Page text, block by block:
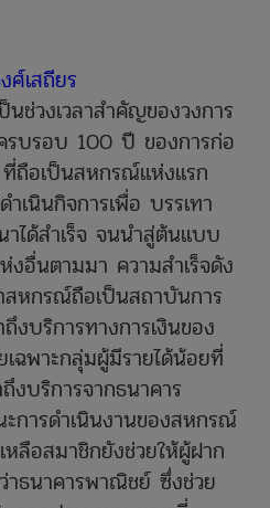
ศ์เสถียร
ช่วงเวลาสำคัญของวงการ
รบรอบ 100 ปี ของการก่อ
ถือเป็นสหกรณ์แห่งแรก
ำเนินกิจการเพื่อ บรรเทา
าได้สำเร็จ จนนำสู่ต้นแบบ
อื่นตามมา ความสำเร็จดัง
สหกรณ์ถือเป็นสถาบันการ
ถึงบริการทางการเงินของ
ฉพาะกลุ่มผู้มีรายได้น้อยที่
งบริการจากธนาคาร
ารดำเนินงานของสหกรณ์
ลือสมาชิกยังช่วยให้ผู้ฝาก
าธนาคารพาณิชย์ ซึ่งช่วย